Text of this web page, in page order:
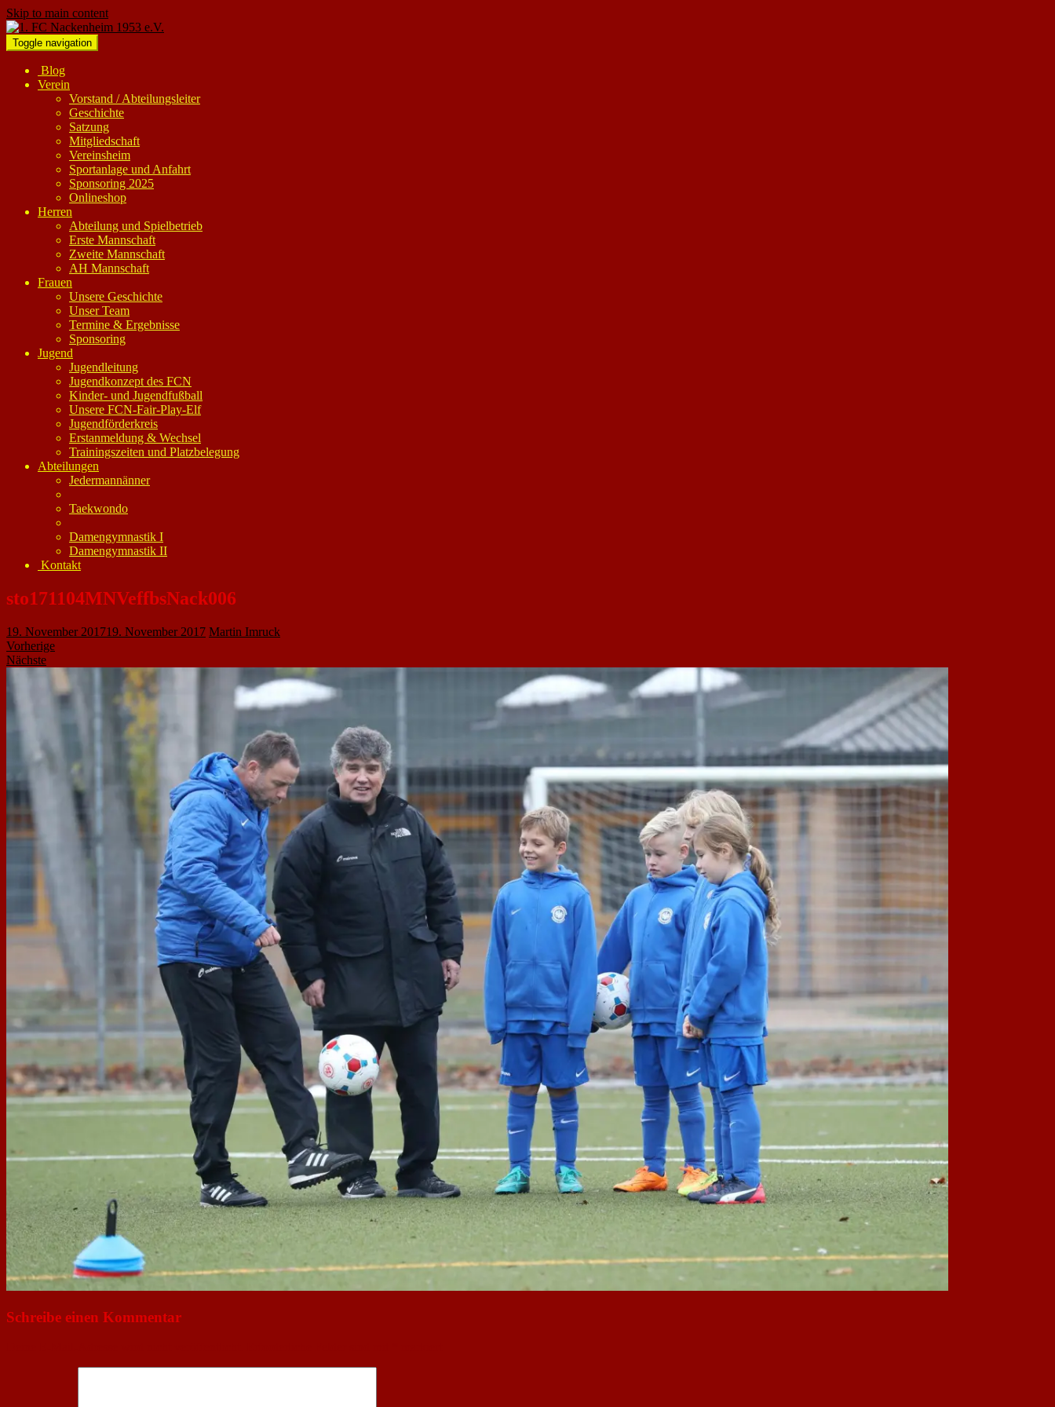
Skip to main content
Toggle navigation
Blog
Verein
Vorstand / Abteilungsleiter
Geschichte
Satzung
Mitgliedschaft
Vereinsheim
Sportanlage und Anfahrt
Sponsoring 2025
Onlineshop
Herren
Abteilung und Spielbetrieb
Erste Mannschaft
Zweite Mannschaft
AH Mannschaft
Frauen
Unsere Geschichte
Unser Team
Termine & Ergebnisse
Sponsoring
Jugend
Jugendleitung
Jugendkonzept des FCN
Kinder- und Jugendfußball
Unsere FCN-Fair-Play-Elf
Jugendförderkreis
Erstanmeldung & Wechsel
Trainingszeiten und Platzbelegung
Abteilungen
Jedermannänner
Taekwondo
Damengymnastik I
Damengymnastik II
Kontakt
sto171104MNVeffbsNack006
19. November 201719. November 2017 Martin Imruck
Vorherige
Nächste
Schreibe einen Kommentar